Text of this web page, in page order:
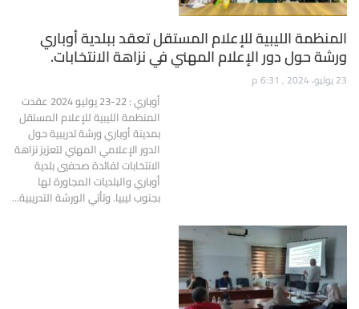
المنظمة الليبية للإعلام المستقل تعقد ببلدية أوباري
ورشة حول دور الإعلام المهني في نزاهة الانتخابات.
23 يوليو، 2024 , 6:31 م
أوباري : 22-23 يوليو 2024 عقدت
المنظمة الليبية للإعلام المستقل
بمدينة أوباري ورشة تدريبية حول
الدور الإعلامي المهني لتعزيز نزاهة
الانتخابات لفائدة صحفيي بلدية
أوباري والبلديات المجاورة لها
بجنوب ليبيا. وتأتي الورشة التدريبية…